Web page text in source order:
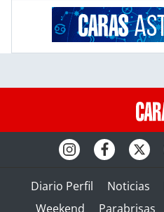
Diario Perfil Noticias
Weekend
Parabrisas